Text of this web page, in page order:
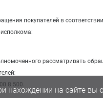
покупателей в
рассматривать
8 500.
нахождении на сайте вы